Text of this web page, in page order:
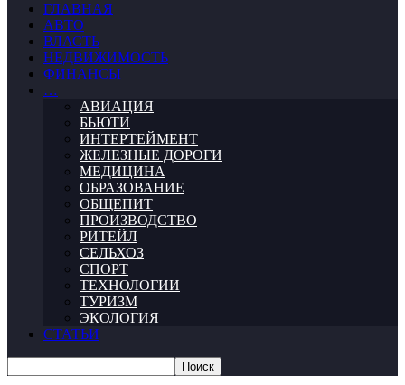
ГЛАВНАЯ
АВТО
ВЛАСТЬ
НЕДВИЖИМОСТЬ
ФИНАНСЫ
…
АВИАЦИЯ
БЬЮТИ
ИНТЕРТЕЙМЕНТ
ЖЕЛЕЗНЫЕ ДОРОГИ
МЕДИЦИНА
ОБРАЗОВАНИЕ
ОБЩЕПИТ
ПРОИЗВОДСТВО
РИТЕЙЛ
СЕЛЬХОЗ
СПОРТ
ТЕХНОЛОГИИ
ТУРИЗМ
ЭКОЛОГИЯ
СТАТЬИ